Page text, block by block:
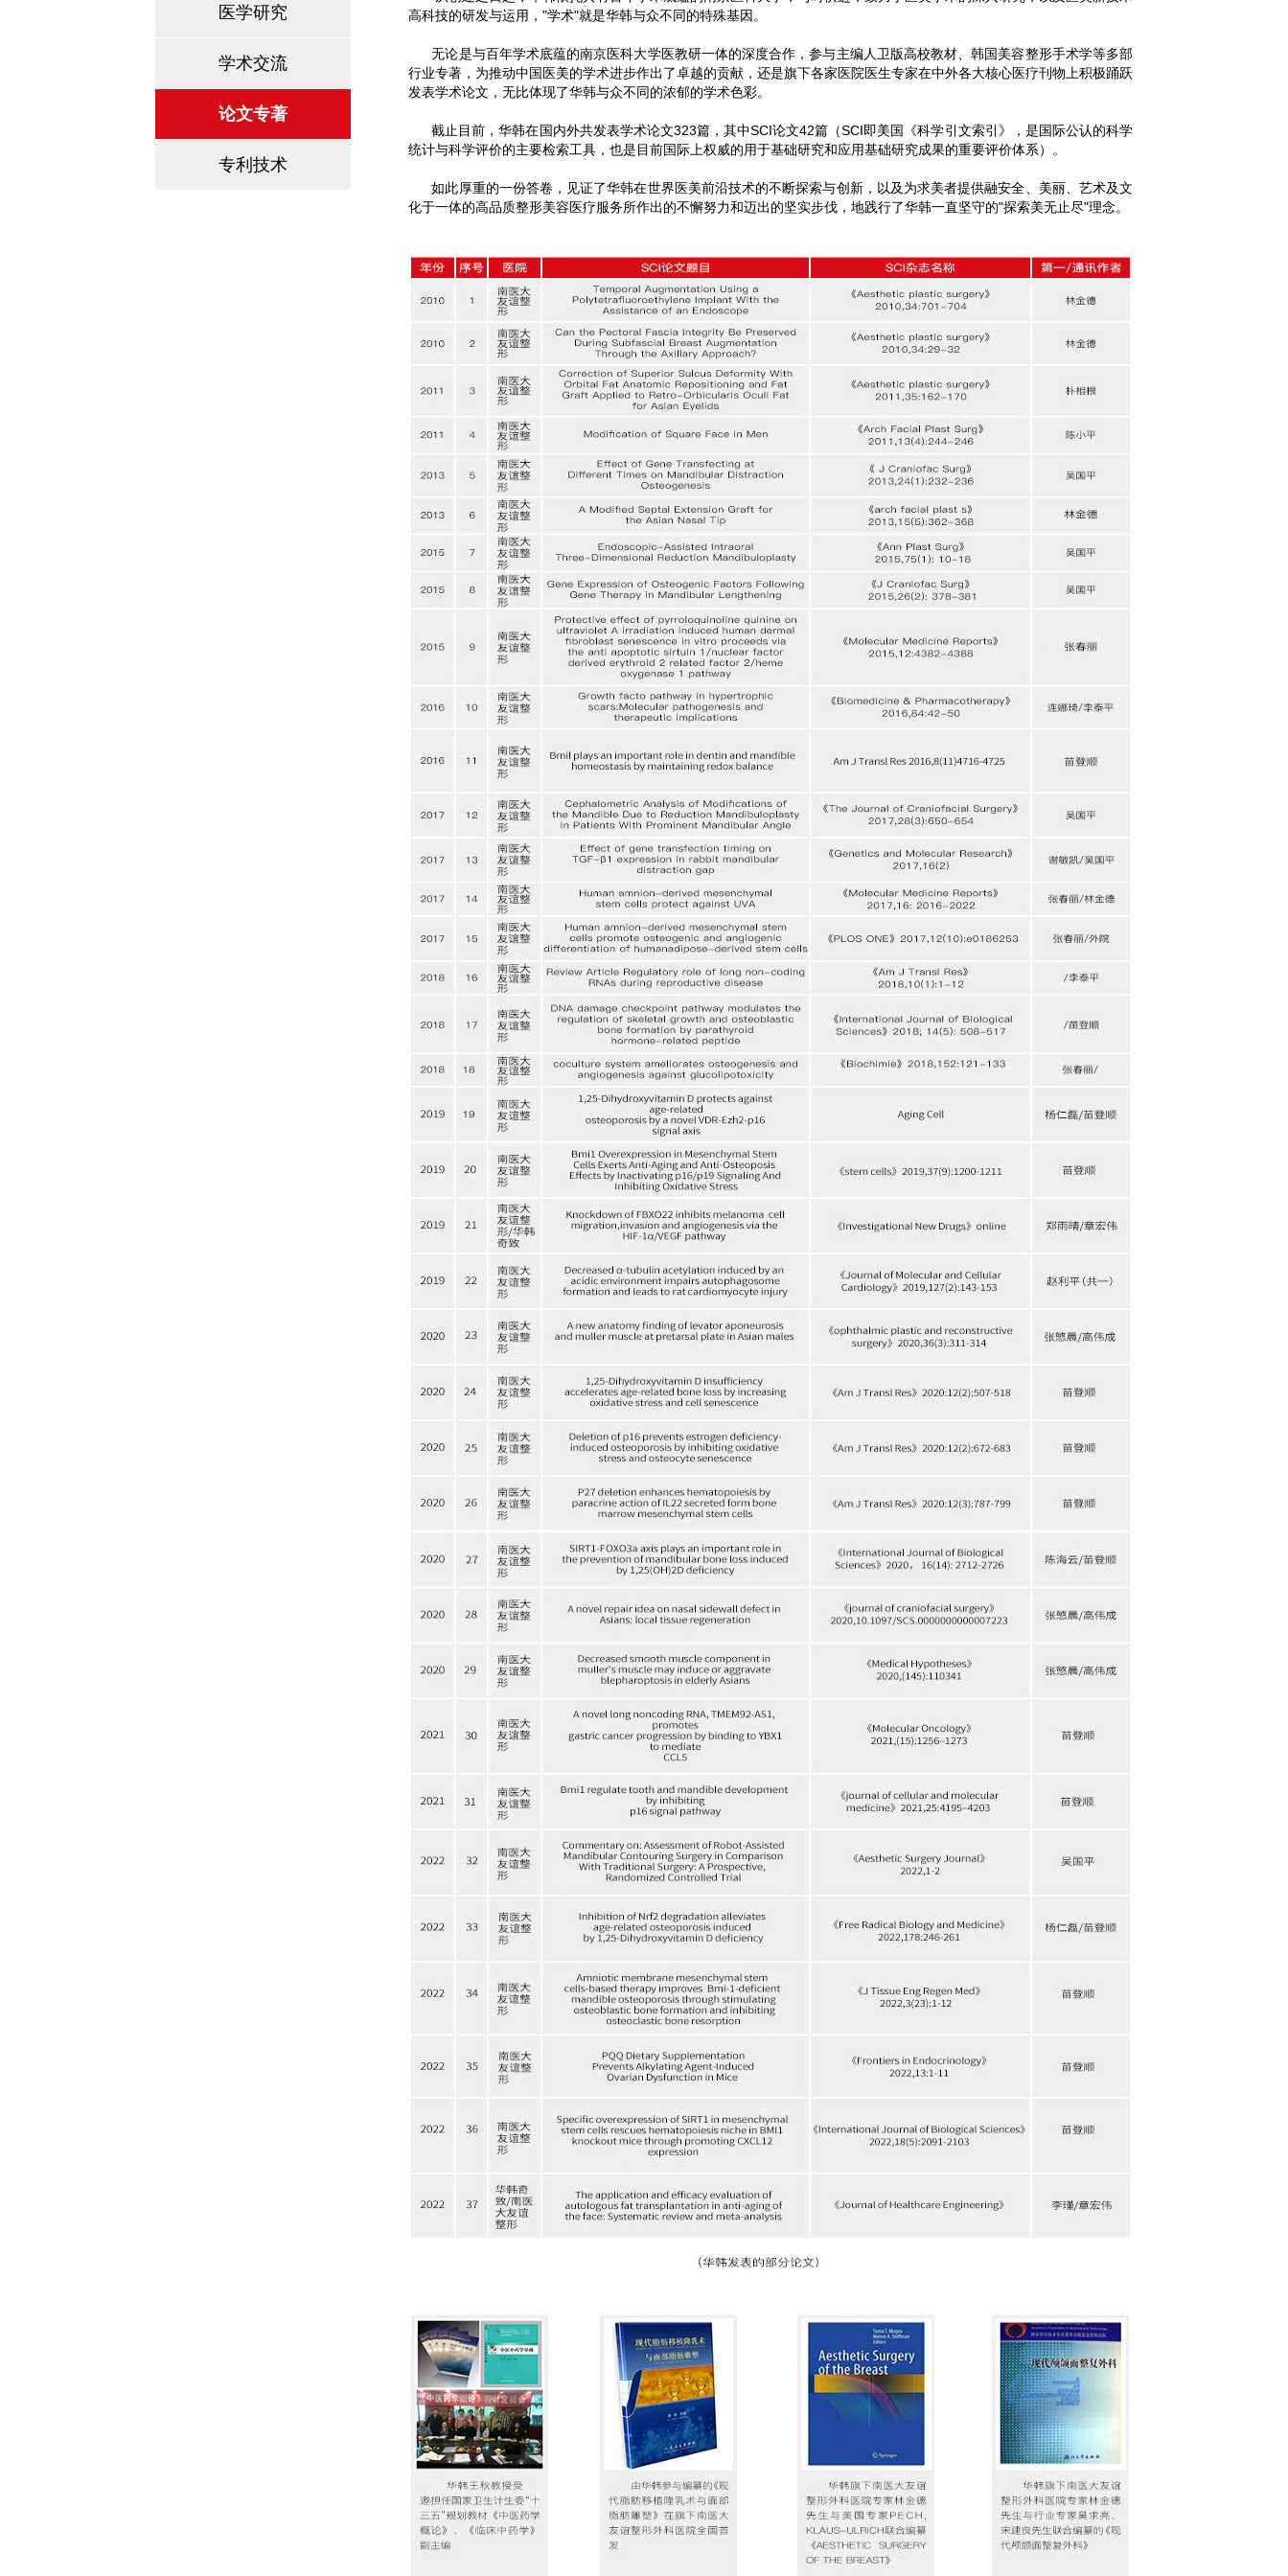
医学研究
学术交流
论文专著
专利技术
高科技的研发与运用，"学术"就是华韩与众不同的特殊基因。
无论是与百年学术底蕴的南京医科大学医教研一体的深度合作，参与主编人卫版高校教材、韩国美容整形手术学等多部
行业专著，为推动中国医美的学术进步作出了卓越的贡献，还是旗下各家医院医生专家在中外各大核心医疗刊物上积极踊跃
发表学术论文，无比体现了华韩与众不同的浓郁的学术色彩。
截止目前，华韩在国内外共发表学术论文323篇，其中SCI论文42篇（SCI即美国《科学引文索引》，是国际公认的科学
统计与科学评价的主要检索工具，也是目前国际上权威的用于基础研究和应用基础研究成果的重要评价体系）。
如此厚重的一份答卷，见证了华韩在世界医美前沿技术的不断探索与创新，以及为求美者提供融安全、美丽、艺术及文
化于一体的高品质整形美容医疗服务所作出的不懈努力和迈出的坚实步伐，地践行了华韩一直坚守的"探索美无止尽"理念。